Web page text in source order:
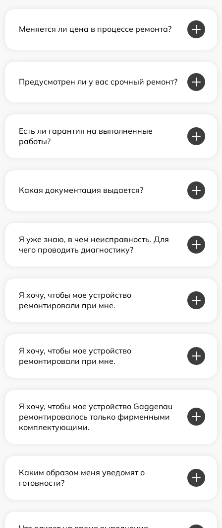
Меняется ли цена в процессе ремонта?
Предусмотрен ли у вас срочный ремонт?
Есть ли гарантия на выполненные
работы?
Какая документация выдается?
Я уже знаю, в чем неисправность. Для
чего проводить диагностику?
Я хочу, чтобы мое устройство
ремонтировали при мне.
Я хочу, чтобы мое устройство
ремонтировали при мне.
Я хочу, чтобы мое устройство Gaggenau
ремонтировалось только фирменными
комплектующими.
Каким образом меня уведомят о
готовности?